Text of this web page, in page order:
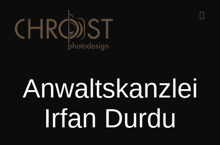
Inhalt
springen
Anwaltskanzlei
Irfan Durdu